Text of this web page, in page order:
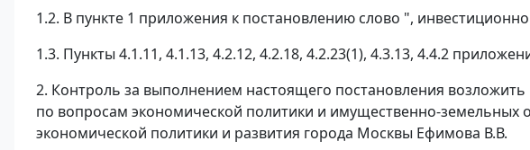
1.2. В пункте 1 приложения к постановлению слово ",
1.3. Пункты 4.1.11, 4.1.13, 4.2.12, 4.2.18, 4.2.23(1), 4.3.13, 4.4.2
2. Контроль за выполнением настоящего постановления
по вопросам экономической политики и имущественно-земельных
экономической политики и развития города Москвы Ефимова В.В.